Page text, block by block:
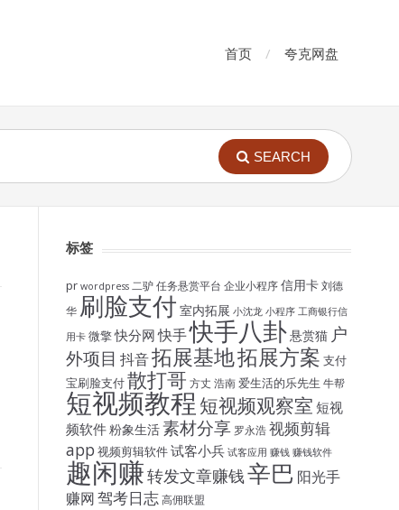
首页 夸克网盘
SEARCH
标签
pr wordpress 二驴 任务悬赏平台 企业小程序 信用卡 刘德
华 刷脸支付 室内拓展 小沈龙 小程序 工商银行信
用卡 微擎快分网快手快手八卦悬赏猫 户
外项目 抖音拓展基地拓展方案 支付
宝刷脸支付散打哥 方丈 浩南 爱生活的乐先生 牛帮
短视频教程 短视频观察室 短视
频软件粉象生活素材分享 罗永浩 视频剪辑
app 视频剪辑软件试客小兵 试客应用 赚钱 赚钱软件
趣闲赚转发文章赚钱辛巴 阳光手
赚网驾考日志 高佣联盟